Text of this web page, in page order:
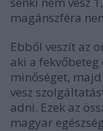
magánszféra
Ebből veszít az
aki a
minőséget,
vesz
adni. Ezek az
magyar